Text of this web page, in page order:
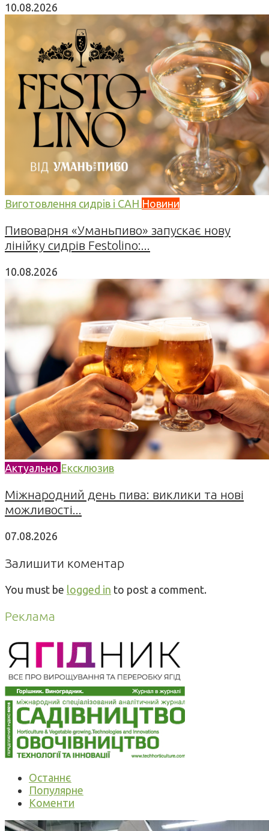
10.08.2026
Виготовлення сидрів і САН Новини
Пивоварня «Уманьпиво» запускає нову
лінійку сидрів Festolino:...
10.08.2026
Актуально Ексклюзив
Міжнародний день пива: виклики та нові
можливості...
07.08.2026
Залишити коментар
You must be logged in to post a comment.
Реклама
Останнє
Популярне
Коменти